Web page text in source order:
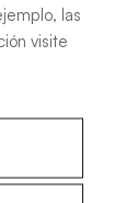
las
visite